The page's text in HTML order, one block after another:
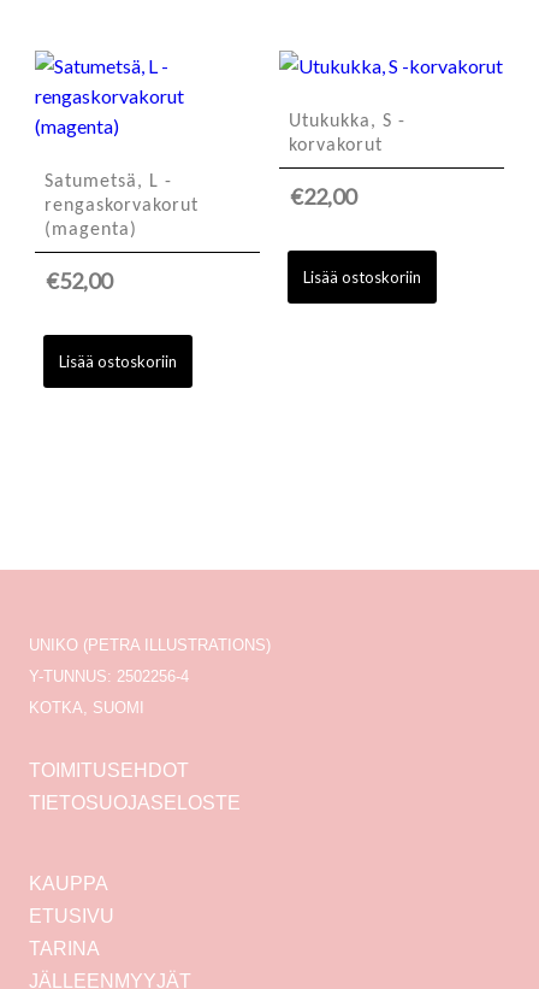
Satumetsä, L -
rengaskorvakorut
(magenta)
€52,00
Lisää ostoskoriin
Utukukka, S -
korvakorut
€22,00
Lisää ostoskoriin
UNIKO (PETRA ILLUSTRATIONS)
Y-TUNNUS: 2502256-4
KOTKA, SUOMI
TOIMITUSEHDOT
TIETOSUOJASELOSTE
KAUPPA
ETUSIVU
TARINA
JÄLLEENMYYJÄT